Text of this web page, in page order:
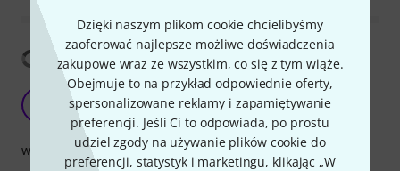
Dzięki naszym plikom cookie chcielibyśmy
zaoferować najlepsze możliwe doświadczenia
zakupowe wraz ze wszystkim, co się z tym wiąże.
Obejmuje to na przykład odpowiednie oferty,
spersonalizowane reklamy i zapamiętywanie
preferencji. Jeśli Ci to odpowiada, po prostu
udziel zgody na używanie plików cookie do
preferencji, statystyk i marketingu, klikając „W
Pokaż tłumaczenia
Theofanhs Sideris 18.06.2023
wykończenie